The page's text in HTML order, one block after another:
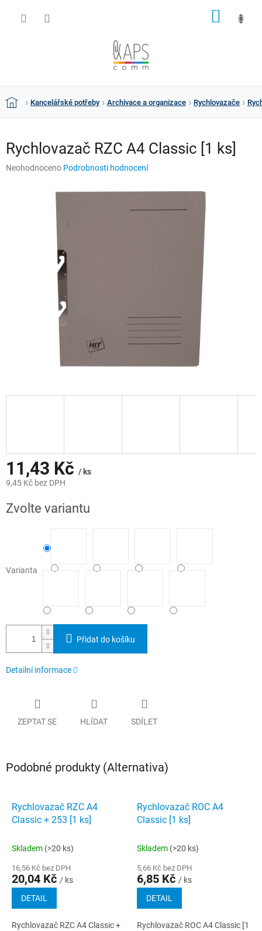
DomůKancelářské potřeby Archivace a organizace Rychlovazače
Rychlovazač RZC A4 Classic [1 ks]
Průměrné
Neohodnoceno Podrobnosti hodnocení
11,43 Kč / ks
9,45 Kč bez DPH
cena:
Zvolte variantu
Varianta
Přidat do košíku
Detailní informace
ZEPTAT SE HLÍDAT SDÍLET
Podobné produkty (Alternativa)
Rychlovazač RZC A4
Classic + 253 [1 ks]
Skladem (>20 ks)
16,56 Kč bez DPH
20,04 Kč / ks
DETAIL
Rychlovazač RZC A4 Classic +
Rychlovazač ROC A4
Classic [1 ks]
Skladem (>20 ks)
5,66 Kč bez DPH
6,85 Kč / ks
DETAIL
Rychlovazač ROC A4 Classic [1